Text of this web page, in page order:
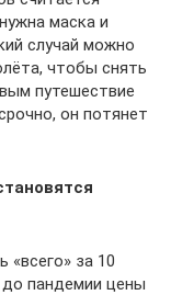
маска и
случай можно
чтобы снять
путешествие
он потянет
за 10
до пандемии цены